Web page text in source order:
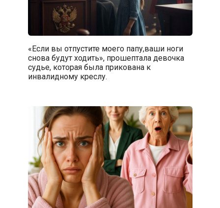
«Если вы отпустите моего папу,ваши ноги
снова будут ходить», прошептала девочка
судье, которая была прикована к
инвалидному креслу.